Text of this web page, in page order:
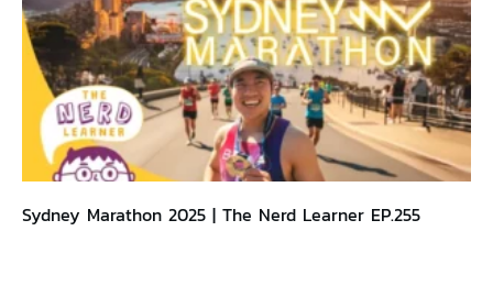
Sydney Marathon 2025 | The Nerd Learner EP.255